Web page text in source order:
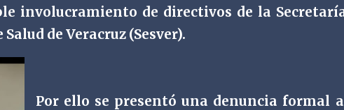
involucramiento de directivos de la
Salud de Veracruz (Sesver).
Por ello se presentó una denuncia formal